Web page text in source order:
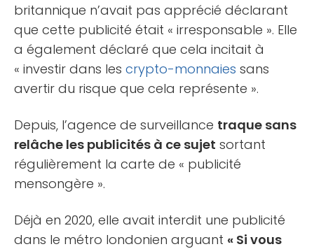
britannique n’avait pas apprécié déclarant
que cette publicité était « irresponsable ». Elle
a également déclaré que cela incitait à
« investir dans les crypto-monnaies sans
avertir du risque que cela représente ».
Depuis, l’agence de surveillance traque sans
relâche les publicités à ce sujet sortant
régulièrement la carte de « publicité
mensongère ».
Déjà en 2020, elle avait interdit une publicité
dans le métro londonien arguant « Si vous